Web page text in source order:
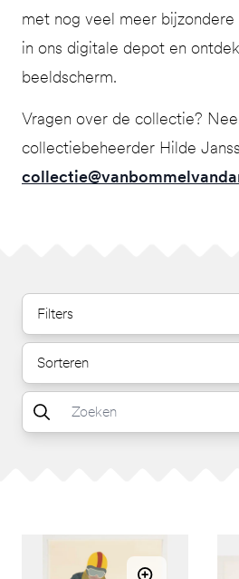
met nog veel meer
in ons digitale depot en
beeldscherm.
Vragen over de collectie?
collectiebeheerder Hilde
Filters
Sorteren